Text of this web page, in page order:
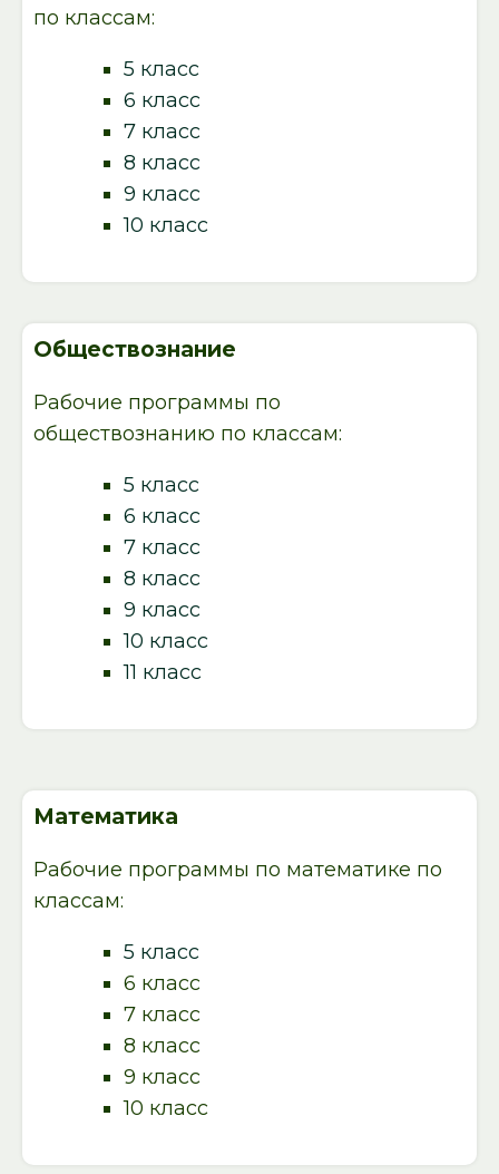
по классам:
5 класс
6 класс
7 класс
8 класс
9 класс
10 класс
Обществознание
Рабочие программы по
обществознанию по классам:
5 класс
6 класс
7 класс
8 класс
9 класс
10 класс
11 класс
Математика
Рабочие программы по математике по
классам:
5 класс
6 класс
7 класс
8 класс
9 класс
10 класс